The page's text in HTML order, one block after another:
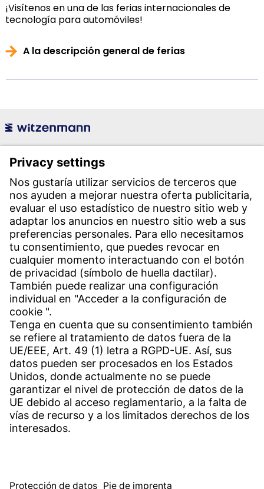
¡Visítenos en una de las ferias internacionales de
tecnología para automóviles!
A la descripción general de ferias
Polígono Industrial Henares
C/. Livorno s/n
19004 Guadalajara
Teléfono recepción:
+34 949 325 200(24 horas)
Contacto
Sedes en todo el mundo
Contacto
Servicio
Centro de descargas
Descargar software de aplicación